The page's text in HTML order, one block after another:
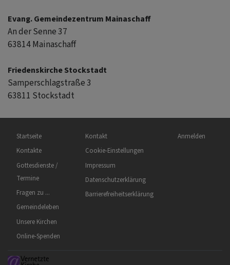
Evang. Gemeindezentrum Mainaschaff
An der Senne 37
63814 Mainaschaff
Friedenskirche Stockstadt
Samperschlagstraße 3
63811 Stockstadt
Hauptnavigation
Startseite
Kontakte
Gottesdienste /
Termine
Fragen zu ...
Gemeindeleben
Unsere Kirchen
Online-Spenden
Fußbereichsmenü
Kontakt
Cookie-Einstellungen
Impressum
Datenschutzerklärung
Barrierefreiheitserklärung
Benutzermenü
Anmelden